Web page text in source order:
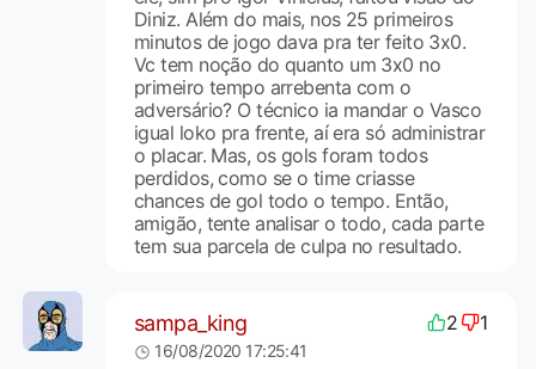
Diniz. Além do mais, nos 25 primeiros
minutos de jogo dava pra ter feito 3x0.
Vc tem noção do quanto um 3x0 no
primeiro tempo arrebenta com o
adversário? O técnico ia mandar o Vasco
igual loko pra frente, aí era só administrar
o placar. Mas, os gols foram todos
perdidos, como se o time criasse
chances de gol todo o tempo. Então,
amigão, tente analisar o todo, cada parte
tem sua parcela de culpa no resultado.
sampa_king 2 1
16/08/2020 17:25:41